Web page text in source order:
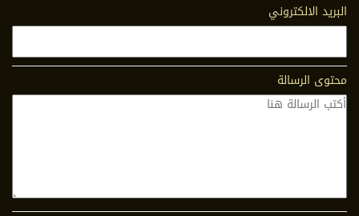
البريد الالكتروني
محتوى الرسالة